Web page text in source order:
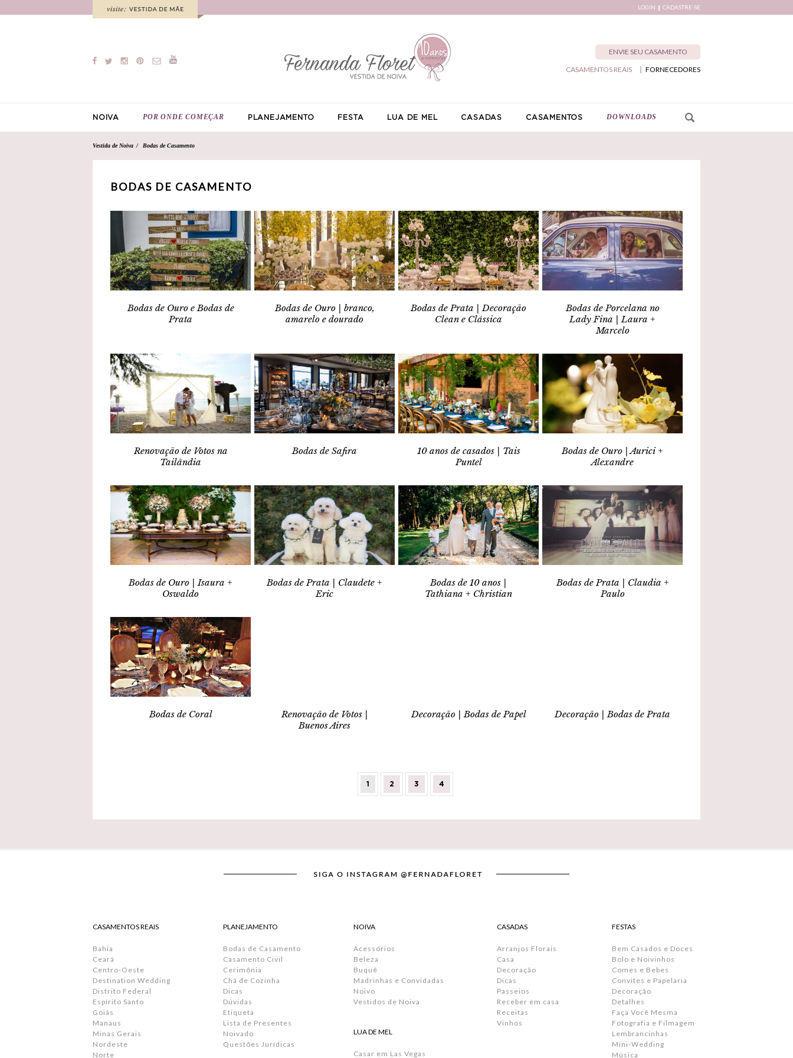
LOGIN CADASTRE-SE
ENVIE SEU CASAMENTO
FORNECEDORES
CASAMENTOS REAIS
NOIVA POR ONDE COMEÇAR PLANEJAMENTO FESTA LUA DE MEL CASADAS CASAMENTOS DOWNLOADS
Vestida de Noiva Bodas de Casamento
BODAS DE CASAMENTO
Bodas de Ouro e Bodas de
Prata
Bodas de Ouro | branco,
amarelo e dourado
Bodas de Prata | Decoração
Clean e Clássica
Bodas de Porcelana no
Lady Fina | Laura +
Marcelo
Renovação de Votos na
Tailândia
Bodas de Safira
10 anos de casados | Tais
Puntel
Bodas de Ouro | Aurici +
Alexandre
Bodas de Ouro | Isaura +
Oswaldo
Bodas de Prata | Claudete +
Eric
Bodas de 10 anos |
Tathiana + Christian
Bodas de Prata | Claudia +
Paulo
Bodas de Coral
Renovação de Votos |
Buenos Aires
Decoração | Bodas de Papel Decoração | Bodas de Prata
1 2 3 4
CASAMENTOS REAIS
Bahia
Ceará
Centro-Oeste
Destination Wedding
Distrito Federal
Espírito Santo
Goiás
Manaus
Minas Gerais
Nordeste
Norte
PLANEJAMENTO
Bodas de Casamento
Casamento Civil
Cerimônia
Chá de Cozinha
Dicas
Dúvidas
Etiqueta
Lista de Presentes
Noivado
Questões Jurídicas
NOIVA
Acessórios
Beleza
Buquê
Madrinhas e Convidadas
Noivo
Vestidos de Noiva
LUA DE MEL
Casar em Las Vegas
CASADAS
Arranjos Florais
Casa
Decoração
Dicas
Passeios
Receber em casa
Receitas
Vinhos
FESTAS
Bem Casados e Doces
Bolo e Noivinhos
Comes e Bebes
Convites e Papelaria
Decoração
Detalhes
Faça Você Mesma
Fotografia e Filmagem
Lembrancinhas
Mini-Wedding
Música